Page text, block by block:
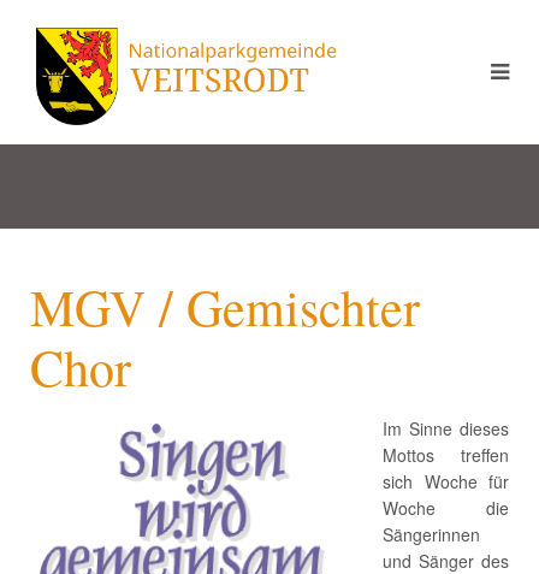
MGV / Gemischter
Chor
Im Sinne dieses
Mottos treffen
sich Woche für
Woche die
Sängerinnen
und Sänger des